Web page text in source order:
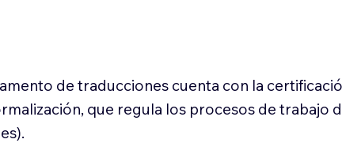
de traducciones cuenta con la
que regula los procesos de trabajo